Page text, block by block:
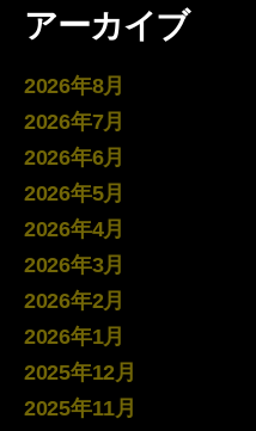
アーカイブ
2026年8月
2026年7月
2026年6月
2026年5月
2026年4月
2026年3月
2026年2月
2026年1月
2025年12月
2025年11月